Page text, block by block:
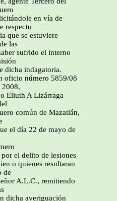
en vía de
respecto
que se estuviere
las
sufrido el interno
dicha indagatoria.
oficio número 5859/08
2008,
Eliuth A Lizárraga
común de Mazatlán,
el día 22 de mayo de
el delito de lesiones
o quienes resultaran
de
A.L.C., remitiendo
dicha averiguación